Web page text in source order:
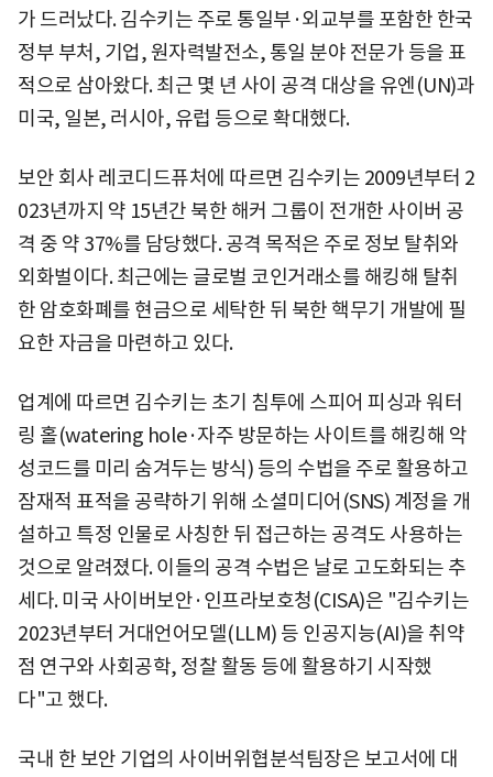
가 드러났다. 김수키는 주로 통일부·외교부를 포함한 한국
정부 부처, 기업, 원자력발전소, 통일 분야 전문가 등을 표
적으로 삼아왔다. 최근 몇 년 사이 공격 대상을 유엔(UN)과
미국, 일본, 러시아, 유럽 등으로 확대했다.
보안 회사 레코디드퓨처에 따르면 김수키는 2009년부터 2
023년까지 약 15년간 북한 해커 그룹이 전개한 사이버 공
격 중 약 37%를 담당했다. 공격 목적은 주로 정보 탈취와
외화벌이다. 최근에는 글로벌 코인거래소를 해킹해 탈취
한 암호화폐를 현금으로 세탁한 뒤 북한 핵무기 개발에 필
요한 자금을 마련하고 있다.
업계에 따르면 김수키는 초기 침투에 스피어 피싱과 워터
링 홀(watering hole·자주 방문하는 사이트를 해킹해 악
성코드를 미리 숨겨두는 방식) 등의 수법을 주로 활용하고
잠재적 표적을 공략하기 위해 소셜미디어(SNS) 계정을 개
설하고 특정 인물로 사칭한 뒤 접근하는 공격도 사용하는
것으로 알려졌다. 이들의 공격 수법은 날로 고도화되는 추
세다. 미국 사이버보안·인프라보호청(CISA)은 "김수키는
2023년부터 거대언어모델(LLM) 등 인공지능(AI)을 취약
점 연구와 사회공학, 정찰 활동 등에 활용하기 시작했
다"고 했다.
국내 한 보안 기업의 사이버위협분석팀장은 보고서에 대